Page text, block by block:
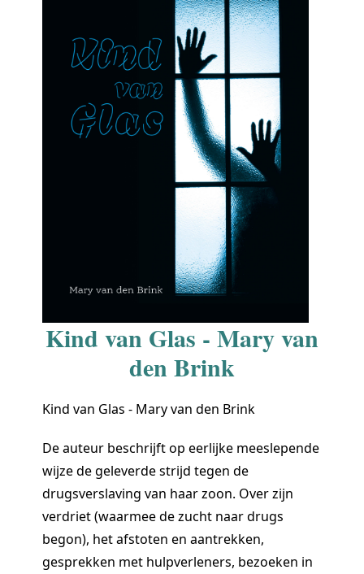
Kind van Glas - Mary van
den Brink
Kind van Glas - Mary van den Brink
De auteur beschrijft op eerlijke meeslepende
wijze de geleverde strijd tegen de
drugsverslaving van haar zoon. Over zijn
verdriet (waarmee de zucht naar drugs
begon), het afstoten en aantrekken,
gesprekken met hulpverleners, bezoeken in